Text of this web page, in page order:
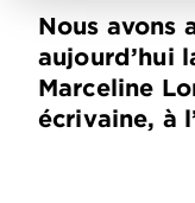
Nous avons
aujourd’hui
Marceline
écrivaine, à